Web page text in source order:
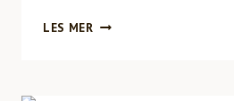
LES MER CHRISTIAN